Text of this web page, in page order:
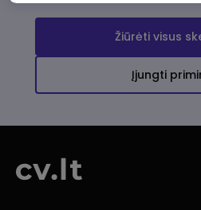
Žiūrėti visus
Įjungti